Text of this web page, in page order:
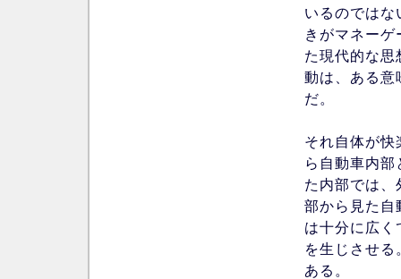
いるのではな
きがマネー
た現代的な思
動は、ある意
だ。
それ自体が快
ら自動車内
た内部では、
部から見た自
は十分に広く
を生じさせ
ある。